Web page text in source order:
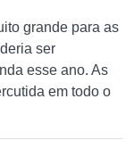
grande para as
ser
esse ano. As
em todo o